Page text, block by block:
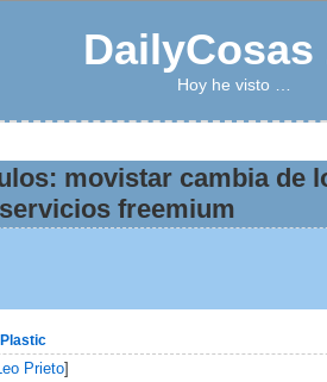
DailyCosas
Hoy he visto …
movistar cambia de
freemium
Prieto]